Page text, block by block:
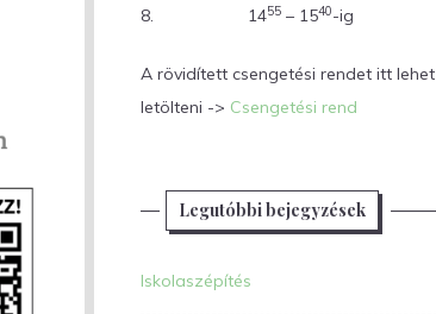
8.
1455 – 1540-ig
A rövidített csengetési rendet itt lehet
letölteni -> Csengetési rend
Legutóbbi bejegyzések
Iskolaszépítés